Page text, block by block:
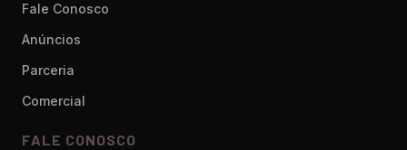
Fale Conosco
Anúncios
Parceria
Comercial
FALE CONOSCO